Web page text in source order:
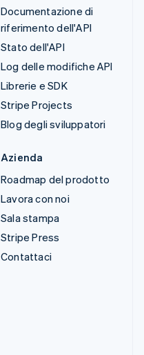
Documentazione di
riferimento dell'API
Stato dell'API
Log delle modifiche API
Librerie e SDK
Stripe Projects
Blog degli sviluppatori
Azienda
Roadmap del prodotto
Lavora con noi
Sala stampa
Stripe Press
Contattaci